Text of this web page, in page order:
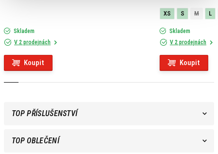
Skladem
V 2 prodejnách
Koupit
XS S M L
Skladem
V 2 prodejnách
Koupit
TOP PŘÍSLUŠENSTVÍ
TOP OBLEČENÍ